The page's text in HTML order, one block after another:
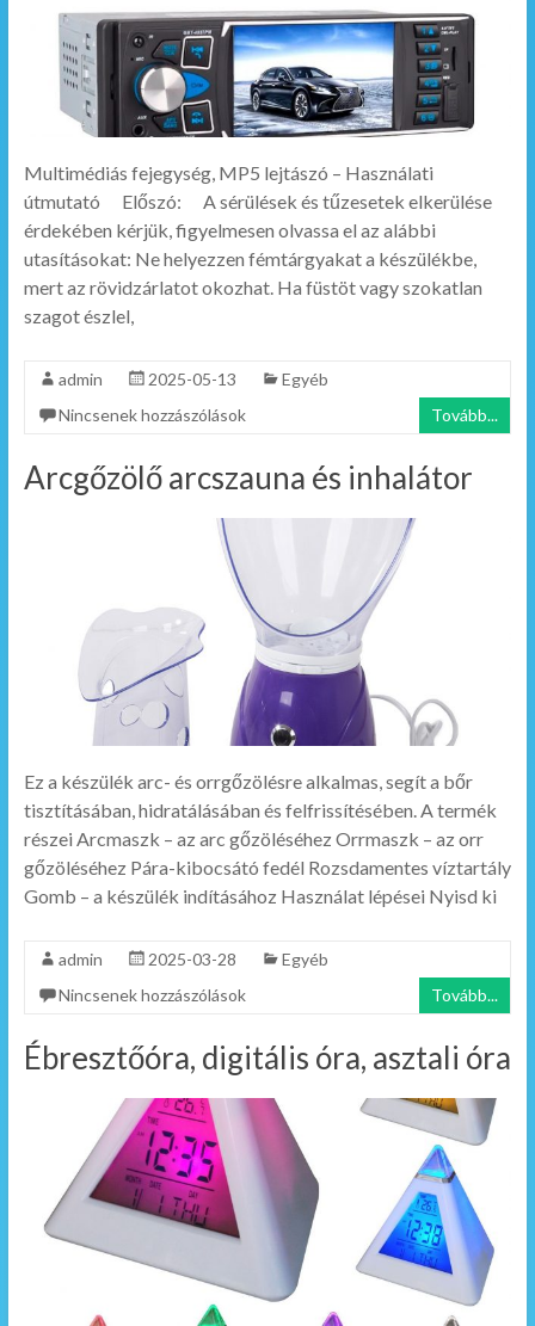
Multimédiás fejegység, MP5 lejtászó – Használati
útmutató Előszó: A sérülések és tűzesetek elkerülése
érdekében kérjük, figyelmesen olvassa el az alábbi
utasításokat: Ne helyezzen fémtárgyakat a készülékbe,
mert az rövidzárlatot okozhat. Ha füstöt vagy szokatlan
szagot észlel,
admin 2025-05-13
Egyéb
Nincsenek hozzászólások
Tovább...
Arcgőzölő arcszauna és inhalátor
Ez a készülék arc- és orrgőzölésre alkalmas, segít a bőr
tisztításában, hidratálásában és felfrissítésében. A termék
részei Arcmaszk – az arc gőzöléséhez Orrmaszk – az orr
gőzöléséhez Pára-kibocsátó fedél Rozsdamentes víztartály
Gomb – a készülék indításához Használat lépései Nyisd ki
admin 2025-03-28
Egyéb
Nincsenek hozzászólások
Tovább...
Ébresztőóra, digitális óra, asztali óra